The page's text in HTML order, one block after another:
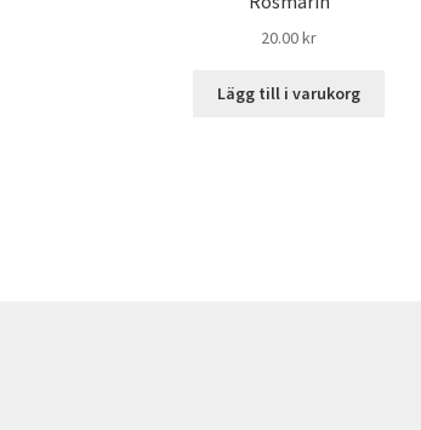
20.00kr
Lägg till i varukorg